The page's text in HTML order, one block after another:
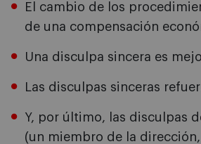
El cambio de los
de una compensación
Una disculpa sincera es
Las disculpas sinceras
Y, por último, las disculpas
(un miembro de la